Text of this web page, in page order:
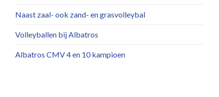
Naast zaal- ook zand- en grasvolleybal
Volleyballen bij Albatros
Albatros CMV 4 en 10 kampioen